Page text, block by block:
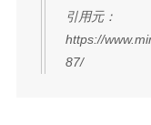
引用元：
https://
87/